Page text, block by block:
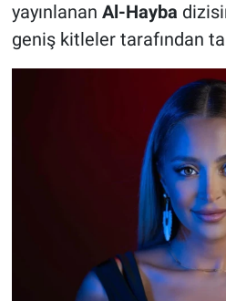
yayınlanan Al-Hayba
geniş kitleler tarafından